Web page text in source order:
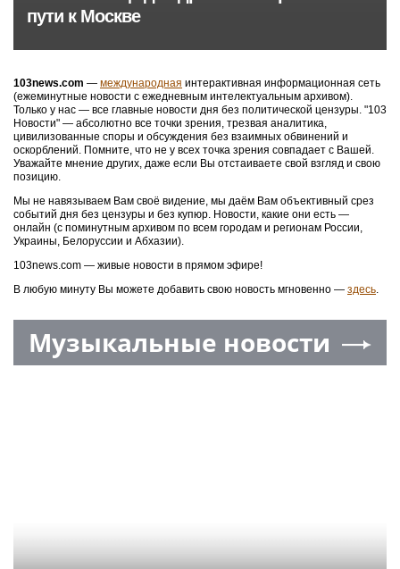
пути к Москве
103news.com — международная интерактивная информационная сеть
(ежеминутные новости с ежедневным интелектуальным архивом).
Только у нас — все главные новости дня без политической цензуры. "103
Новости" — абсолютно все точки зрения, трезвая аналитика,
цивилизованные споры и обсуждения без взаимных обвинений и
оскорблений. Помните, что не у всех точка зрения совпадает с Вашей.
Уважайте мнение других, даже если Вы отстаиваете свой взгляд и свою
позицию.
Мы не навязываем Вам своё видение, мы даём Вам объективный срез
событий дня без цензуры и без купюр. Новости, какие они есть —
онлайн (с поминутным архивом по всем городам и регионам России,
Украины, Белоруссии и Абхазии).
103news.com — живые новости в прямом эфире!
В любую минуту Вы можете добавить свою новость мгновенно — здесь.
Музыкальные новости